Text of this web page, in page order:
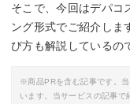
そこで、今回はデパコ
ング形式でご紹介しま
び方も解説しているの
※商品PRを含む記事です。
います。当サービスの記事